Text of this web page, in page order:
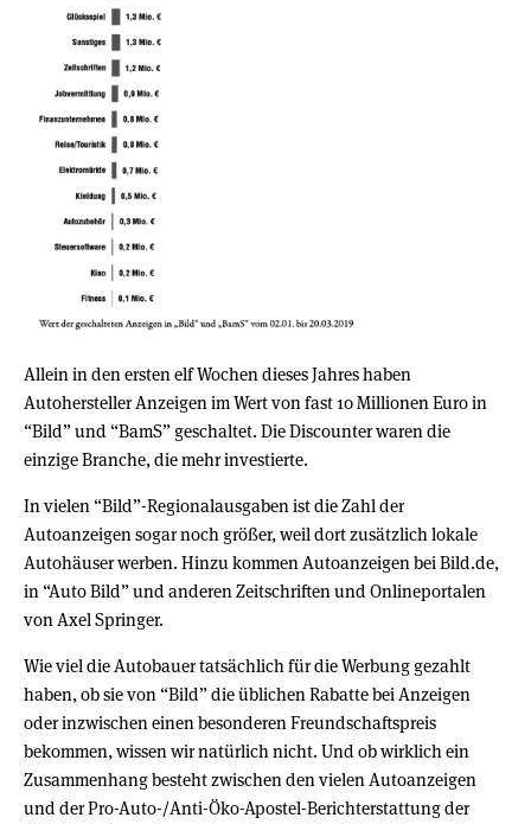
Allein in den ersten elf Wochen dieses Jahres haben
Autohersteller Anzeigen im Wert von fast 10 Millionen Euro in
“Bild” und “BamS” geschaltet. Die Discounter waren die
einzige Branche, die mehr investierte.
In vielen “Bild”-Regionalausgaben ist die Zahl der
Autoanzeigen sogar noch größer, weil dort zusätzlich lokale
Autohäuser werben. Hinzu kommen Autoanzeigen bei Bild.de,
in “Auto Bild” und anderen Zeitschriften und Onlineportalen
von Axel Springer.
Wie viel die Autobauer tatsächlich für die Werbung gezahlt
haben, ob sie von “Bild” die üblichen Rabatte bei Anzeigen
oder inzwischen einen besonderen Freundschaftspreis
bekommen, wissen wir natürlich nicht. Und ob wirklich ein
Zusammenhang besteht zwischen den vielen Autoanzeigen
und der Pro-Auto-/Anti-Öko-Apostel-Berichterstattung der